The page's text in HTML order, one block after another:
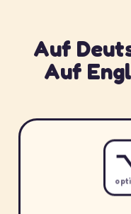
Auf
Auf